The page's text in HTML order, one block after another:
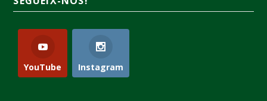
YouTube Instagram